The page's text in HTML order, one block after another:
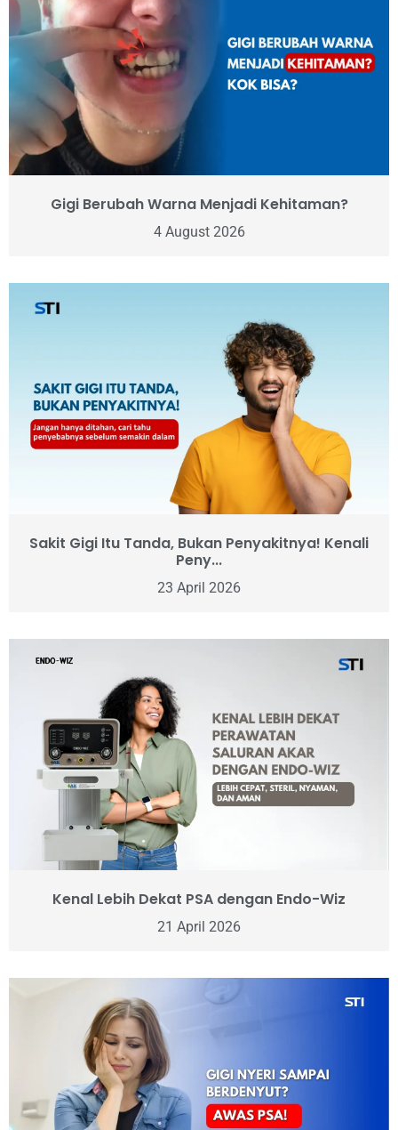
Gigi Berubah Warna Menjadi Kehitaman?
4 August 2026
Sakit Gigi Itu Tanda, Bukan Penyakitnya! Kenali
Peny...
23 April 2026
Kenal Lebih Dekat PSA dengan Endo-Wiz
21 April 2026